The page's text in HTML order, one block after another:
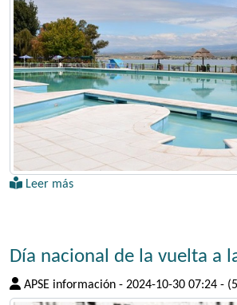
Leer más
Día nacional de la vuelta a
APSE información - 2024-10-30 07:24 -